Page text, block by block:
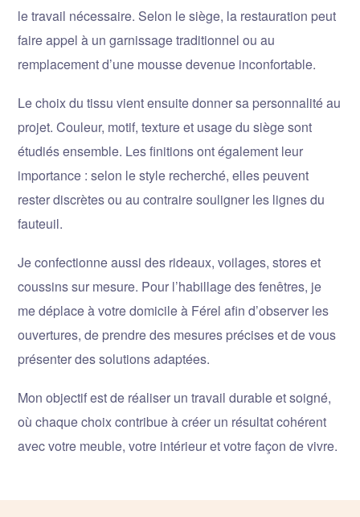
le travail nécessaire. Selon le siège, la restauration peut
faire appel à un garnissage traditionnel ou au
remplacement d’une mousse devenue inconfortable.
Le choix du tissu vient ensuite donner sa personnalité au
projet. Couleur, motif, texture et usage du siège sont
étudiés ensemble. Les finitions ont également leur
importance : selon le style recherché, elles peuvent
rester discrètes ou au contraire souligner les lignes du
fauteuil.
Je confectionne aussi des rideaux, voilages, stores et
coussins sur mesure. Pour l’habillage des fenêtres, je
me déplace à votre domicile à Férel afin d’observer les
ouvertures, de prendre des mesures précises et de vous
présenter des solutions adaptées.
Mon objectif est de réaliser un travail durable et soigné,
où chaque choix contribue à créer un résultat cohérent
avec votre meuble, votre intérieur et votre façon de vivre.